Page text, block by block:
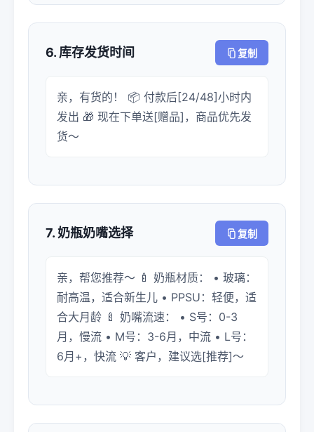
6. 库存发货时间 复制
亲，有货的！ 📦 付款后[24/48]小时内
发出 🎁 现在下单送[赠品]，商品优先发
货～
7. 奶瓶奶嘴选择 复制
亲，帮您推荐～ 🍼 奶瓶材质： • 玻璃：
耐高温，适合新生儿 • PPSU：轻便，适
合大月龄 🍼 奶嘴流速： • S号：0-3
月，慢流 • M号：3-6月，中流 • L号：
6月+，快流 💡 客户，建议选[推荐]～